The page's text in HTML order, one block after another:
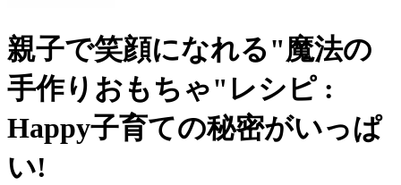
親子で笑顔になれる"魔法の
手作りおもちゃ"レシピ :
Happy子育ての秘密がいっぱ
い!